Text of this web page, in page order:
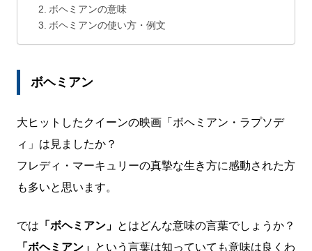
ボヘミアンの意味
ボヘミアンの使い方・例文
ボヘミアン
大ヒットしたクイーンの映画「ボヘミアン・ラプソデ
ィ」は見ましたか？
フレディ・マーキュリーの真摯な生き方に感動された方
も多いと思います。
では 「ボヘミアン」 とはどんな意味の言葉でしょうか？
「ボヘミアン」 という言葉は知っていても意味は良くわ